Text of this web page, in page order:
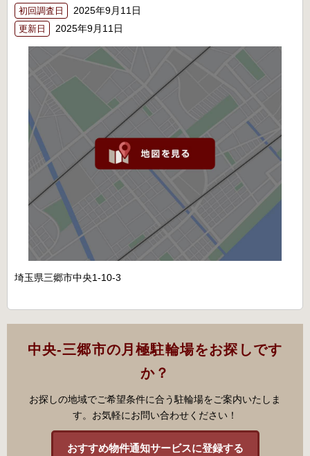
初回調査日 2025年9月11日
更新日 2025年9月11日
埼玉県三郷市中央1-10-3
中央-三郷市の月極駐輪場をお探しです
か？
お探しの地域でご希望条件に合う駐輪場をご案内いたしま
す。お気軽にお問い合わせください！
おすすめ物件通知サービスに登録する